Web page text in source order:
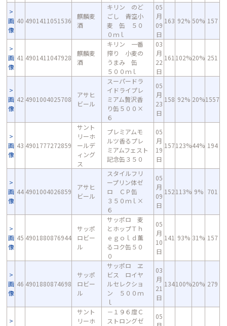
画
像
40 4901411051536
麒麟麦
酒
キリン のど
ごし 青空小
麦 缶 ５０
０ｍｌ
05
月
09
日
163 92% 50% 157
画
像
41 4901411047928
麒麟麦
酒
キリン 一番
搾り 小麦の
うまみ 缶
５００ｍｌ
03
月
22
日
161 102%20% 251
画
像
42 4901004025708
アサヒ
ビール
スーパードラ
イドライプレ
ミアム贅沢香
り缶５００×
６
05
月
23
日
158 92% 20%1557
画
像
43 4901777272859
サント
リーホ
ールデ
ィング
ス
プレミアムモ
ルツ香るプレ
ミアムフェスト
記念缶３５０
05
月
19
日
157123%44% 194
画
像
44 4901004026859
アサヒ
ビール
スタイルフリ
ープリン体ゼ
ロ ＣＰ缶
３５０ｍｌ×
６
05
月
09
日
152113% 9% 701
画
像
45 4901880876944
サッポ
ロビー
ル
サッポロ 麦
とホップＴｈ
ｅｇｏｌｄ薫
るコク缶５０
０
05
月
10
日
141 93% 31% 157
画
像
46 4901880874698
サッポ
ロビー
ル
サッポロ ヱ
ビス ロイヤ
ルセレクショ
ン ５００ｍ
ｌ
03
月
21
日
134100%20% 279
サント
リーホ
－１９６度Ｃ
ストロングゼ
05